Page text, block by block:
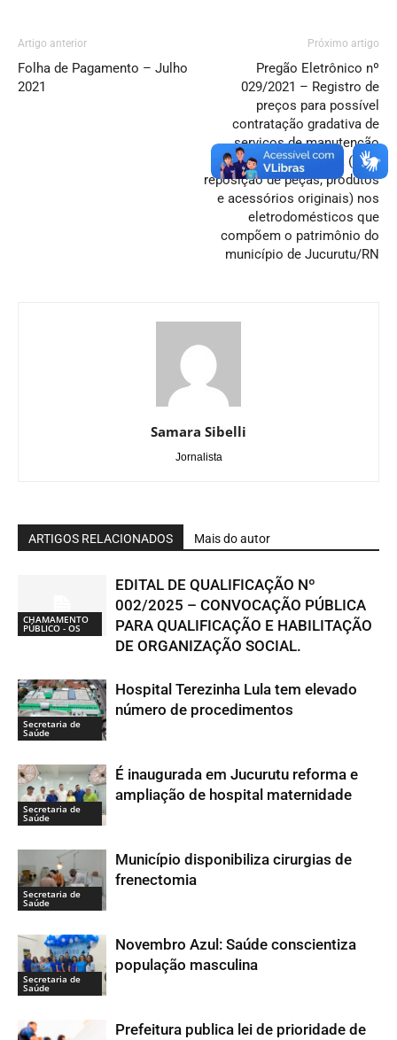
Artigo anterior
Folha de Pagamento – Julho
2021
Próximo artigo
Pregão Eletrônico nº
029/2021 – Registro de
preços para possível
contratação gradativa de
serviços de manutenção
preventiva e corretiva (com
reposição de peças, produtos
e acessórios originais) nos
eletrodomésticos que
compõem o patrimônio do
município de Jucurutu/RN
Samara Sibelli
Jornalista
ARTIGOS RELACIONADOS Mais do autor
CHAMAMENTO
PÚBLICO - OS
EDITAL DE QUALIFICAÇÃO Nº
002/2025 – CONVOCAÇÃO PÚBLICA
PARA QUALIFICAÇÃO E HABILITAÇÃO
DE ORGANIZAÇÃO SOCIAL.
Secretaria de
Saúde
Hospital Terezinha Lula tem elevado
número de procedimentos
Secretaria de
Saúde
É inaugurada em Jucurutu reforma e
ampliação de hospital maternidade
Secretaria de
Saúde
Município disponibiliza cirurgias de
frenectomia
Secretaria de
Saúde
Novembro Azul: Saúde conscientiza
população masculina
Prefeitura publica lei de prioridade de